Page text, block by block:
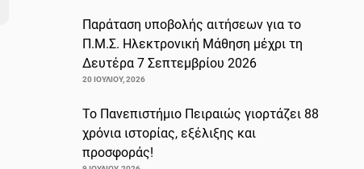
Παράταση υποβολής αιτήσεων για το
Π.Μ.Σ. Ηλεκτρονική Μάθηση μέχρι τη
Δευτέρα 7 Σεπτεμβρίου 2026
20 ΙΟΥΛΊΟΥ, 2026
Το Πανεπιστήμιο Πειραιώς γιορτάζει 88
χρόνια ιστορίας, εξέλιξης και
προσφοράς!